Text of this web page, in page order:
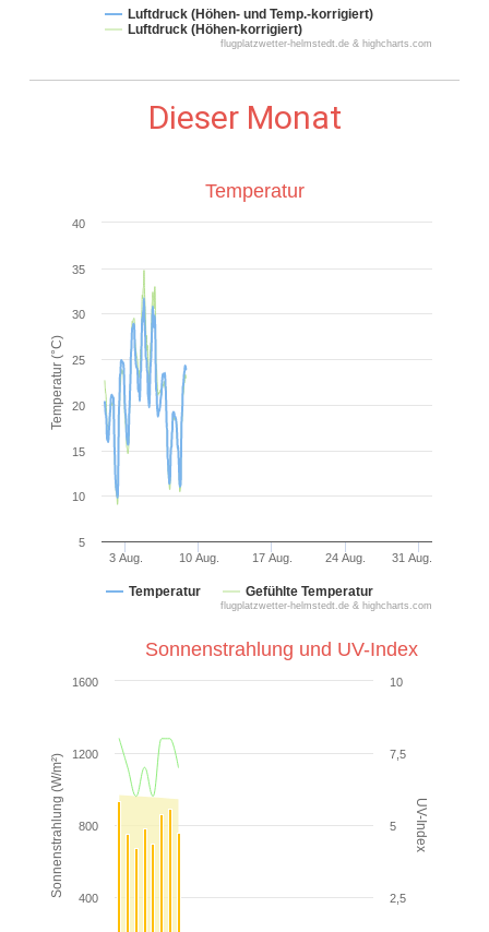
Luftdruck (Höhen- und Temp.-korrigiert)
Luftdruck (Höhen-korrigiert)
flugplatzwetter-helmstedt.de & highcharts.com
Dieser Monat
Temperatur (°C)
Temperatur Gefühlte Temperatur
3 Aug. 10 Aug. 17 Aug. 24 Aug. 31 Aug.
5
10
15
20
25
30
35
40
flugplatzwetter-helmstedt.de & highcharts.com
Temperatur
Sonnenstrahlung (W/m²) UV-Index
400
800
1200
1600
2,5
5
7,5
10
Sonnenstrahlung und UV-Index